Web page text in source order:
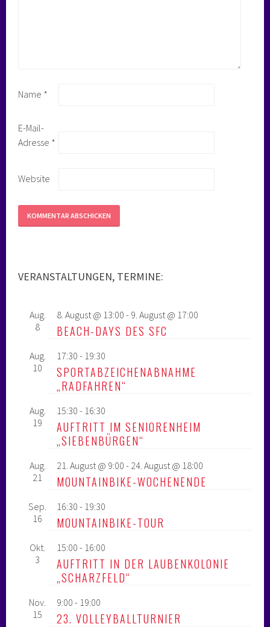
Name *
E-Mail-
Adresse *
Website
VERANSTALTUNGEN, TERMINE:
Aug.
8
8. August @ 13:00 - 9. August @ 17:00
BEACH-DAYS DES SFC
Aug.
10
17:30 - 19:30
SPORTABZEICHENABNAHME
„RADFAHREN“
Aug.
19
15:30 - 16:30
AUFTRITT IM SENIORENHEIM
„SIEBENBÜRGEN“
Aug.
21
21. August @ 9:00 - 24. August @ 18:00
MOUNTAINBIKE-WOCHENENDE
Sep.
16
16:30 - 19:30
MOUNTAINBIKE-TOUR
Okt.
3
15:00 - 16:00
AUFTRITT IN DER LAUBENKOLONIE
„SCHARZFELD“
Nov.
15
9:00 - 19:00
23. VOLLEYBALLTURNIER